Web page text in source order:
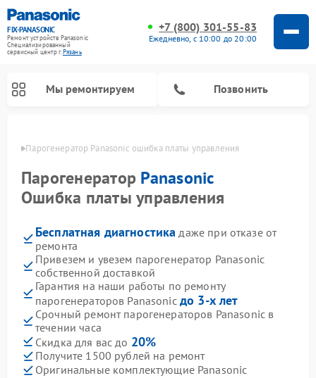
FIX-PANASONIC
Ремонт устройств Panasonic
Специализированный
cервисный центр г.Рязань
+7 (800) 301-55-83
Ежедневно, с 10:00 до 20:00
Мы ремонтируем Позвонить
Парогенератор Panasonic ошибка платы управления
Парогенератор Panasonic
Ошибка платы управления
Бесплатная диагностика даже при отказе от
ремонта
Привезем и увезем парогенератор Panasonic
собственной доставкой
Гарантия на наши работы по ремонту
парогенераторов Panasonic до 3-х лет
Срочный ремонт парогенераторов Panasonic в
течении часа
Скидка для вас до 20%
Получите 1500 рублей на ремонт
Оригинальные комплектующие Panasonic